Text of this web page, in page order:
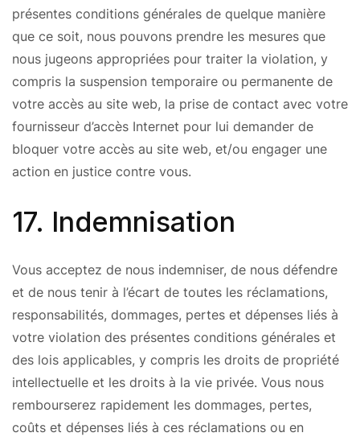
présentes conditions générales de quelque manière
que ce soit, nous pouvons prendre les mesures que
nous jugeons appropriées pour traiter la violation, y
compris la suspension temporaire ou permanente de
votre accès au site web, la prise de contact avec votre
fournisseur d’accès Internet pour lui demander de
bloquer votre accès au site web, et/ou engager une
action en justice contre vous.
17. Indemnisation
Vous acceptez de nous indemniser, de nous défendre
et de nous tenir à l’écart de toutes les réclamations,
responsabilités, dommages, pertes et dépenses liés à
votre violation des présentes conditions générales et
des lois applicables, y compris les droits de propriété
intellectuelle et les droits à la vie privée. Vous nous
rembourserez rapidement les dommages, pertes,
coûts et dépenses liés à ces réclamations ou en